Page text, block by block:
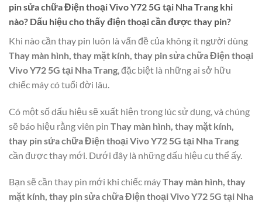
pin sửa chữa Điện thoại Vivo Y72 5G tại Nha Trang khi
nào? Dấu hiệu cho thấy điện thoại cần được thay pin?
Khi nào cần thay pin luôn là vấn đề của không ít người dùng
Thay màn hình, thay mặt kính, thay pin sửa chữa Điện thoại
Vivo Y72 5G tại Nha Trang, đặc biệt là những ai sở hữu
chiếc máy có tuổi đời lâu.
Có một số dấu hiệu sẽ xuất hiện trong lúc sử dụng, và chúng
sẽ báo hiệu rằng viên pin Thay màn hình, thay mặt kính,
thay pin sửa chữa Điện thoại Vivo Y72 5G tại Nha Trang
cần được thay mới. Dưới đây là những dấu hiệu cụ thể ấy.
Bạn sẽ cần thay pin mới khi chiếc máyThay màn hình, thay
mặt kính, thay pin sửa chữa Điện thoại Vivo Y72 5G tại Nha